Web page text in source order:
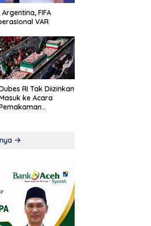
FIFA
VAR
RI Tak Diizinkan
ke Acara